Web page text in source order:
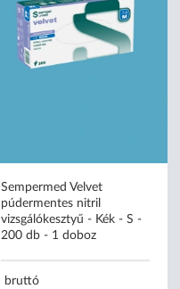
Sempermed Velvet
púdermentes nitril
vizsgálókesztyű - Kék - S -
200 db - 1 doboz
bruttó